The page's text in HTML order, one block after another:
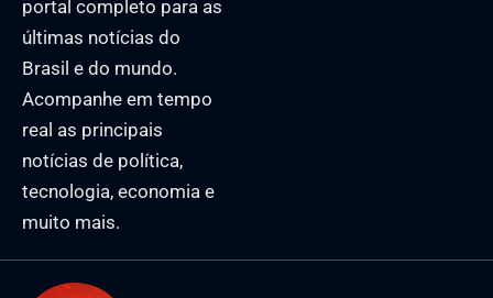
portal completo para as
últimas notícias do
Brasil e do mundo.
Acompanhe em tempo
real as principais
notícias de política,
tecnologia, economia e
muito mais.